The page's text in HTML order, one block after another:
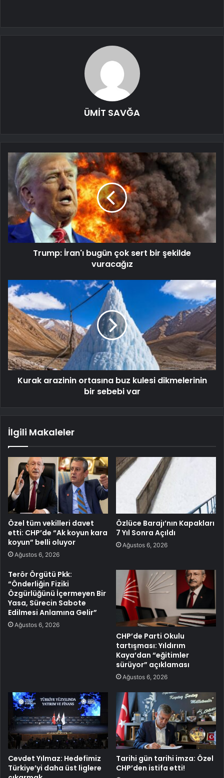
ÜMİT SAVĞA
Trump: İran'ı bugün çok sert bir şekilde
vuracağız
Kurak arazinin ortasına buz kulesi dikmelerinin
bir sebebi var
İlgili Makaleler
Özel tüm vekilleri davet
etti: CHP’de “Ak koyun kara
koyun” belli oluyor
Ağustos 6, 2026
Özlüce Barajı’nın Kapakları
7 Yıl Sonra Açıldı
Ağustos 6, 2026
Terör Örgütü Pkk:
“Önderliğin Fiziki
Özgürlüğünü İçermeyen Bir
Yasa, Sürecin Sabote
Edilmesi Anlamına Gelir”
Ağustos 6, 2026
CHP’de Parti Okulu
tartışması: Yıldırım
Kaya’dan “eğitimler
sürüyor” açıklaması
Ağustos 6, 2026
Cevdet Yılmaz: Hedefimiz
Türkiye’yi daha üst liglere
Tarihi gün tarihi imza: Özel
CHP’den istifa etti!